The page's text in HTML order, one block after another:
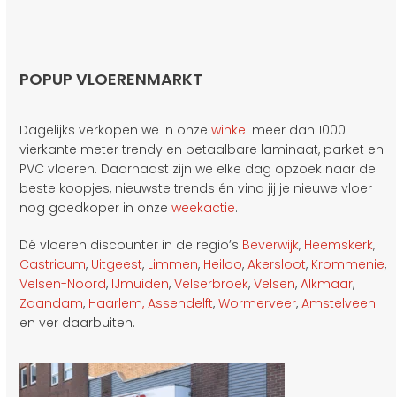
POPUP VLOERENMARKT
Dagelijks verkopen we in onzewinkel meer dan 1000
vierkante meter trendy en betaalbare laminaat, parket en
PVC vloeren. Daarnaast zijn we elke dag opzoek naar de
beste koopjes, nieuwste trends én vind jij je nieuwe vloer
nog goedkoper in onzeweekactie.
Dé vloeren discounter in de regio’s Beverwijk, Heemskerk,
Castricum, Uitgeest, Limmen, Heiloo,Akersloot, Krommenie,
Velsen-Noord, IJmuiden,Velserbroek,Velsen,Alkmaar,
Zaandam, Haarlem, Assendelft,Wormerveer,Amstelveen
en ver daarbuiten.